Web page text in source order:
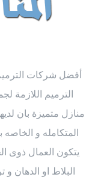
أفضل شركات الترميم
الترميم اللازمة
منازل متميزة بان
المتكامله و الخاصه
يتكون العمال ذوى
البلاط او الدهان